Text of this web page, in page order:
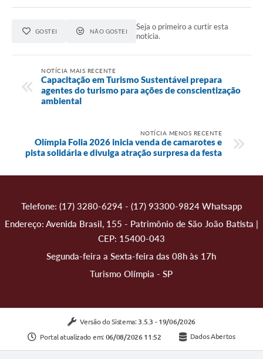
GOSTEI NÃO GOSTEI
Seja o primeiro a curtir esta
notícia.
NOTÍCIA MAIS RECENTE
Capacitação em Turismo Sustentável prepara
agentes do turismo para ações de conscientização
ambiental
NOTÍCIA MENOS RECENTE
Olímpia Folia 2026 inicia venda de camarotes e
pista solidária e divulga atração surpresa da festa
Telefone: (17) 3280-6294 - (17) 93300-9824 Whatsapp
Endereço: Avenida Brasil, 155 - Patrimônio de São João Batista |
CEP: 15400-043
Segunda-feira a Sexta-feira das 08h às 17h
Turismo Olímpia - SP
Versão do Sistema: 3.5.3 - 19/06/2026
Portal atualizado em: 06/08/2026 11:52 Dados Abertos